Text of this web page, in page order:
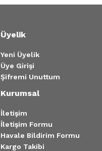
Üyelik
Yeni Üyelik
Üye Girişi
Şifremi Unuttum
Kurumsal
İletişim
İletişim Formu
Havale Bildirim Formu
Kargo Takibi